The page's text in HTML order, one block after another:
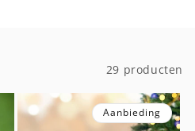
29 producten
Aanbieding